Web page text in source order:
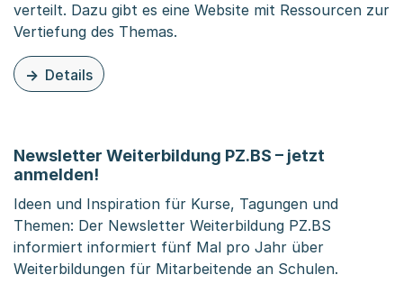
verteilt. Dazu gibt es eine Website mit Ressourcen zur
Vertiefung des Themas.
Details
zu diesem Inhalt: Broschüre «Impulse zur politischen
Newsletter Weiterbildung PZ.BS – jetzt
anmelden!
Ideen und Inspiration für Kurse, Tagungen und
Themen: Der Newsletter Weiterbildung PZ.BS
informiert informiert fünf Mal pro Jahr über
Weiterbildungen für Mitarbeitende an Schulen.